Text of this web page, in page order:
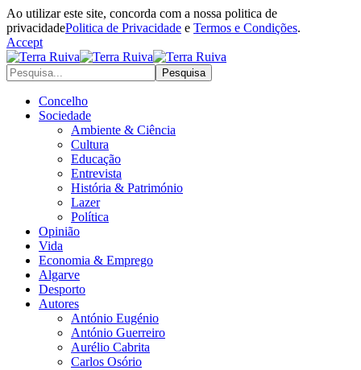
Ao utilizar este site, concorda com a nossa politica de
privacidadePolitica de Privacidade e Termos e Condições.
Accept
Concelho
Sociedade
Ambiente & Ciência
Cultura
Educação
Entrevista
História & Património
Lazer
Política
Opinião
Vida
Economia & Emprego
Algarve
Desporto
Autores
António Eugénio
António Guerreiro
Aurélio Cabrita
Carlos Osório